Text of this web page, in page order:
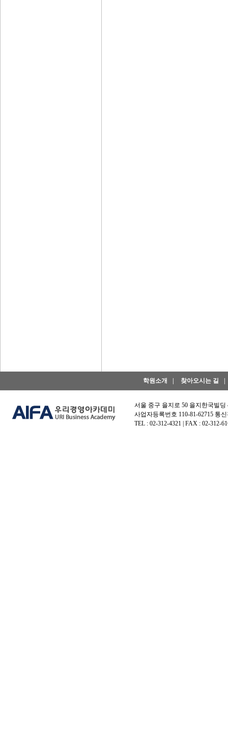
학원소개 찾아오시는 길
서울 중구 을지로 50 을지한국빌
사업자등록번호 110-81-62715 통
TEL : 02-312-4321 | FAX : 02-312-